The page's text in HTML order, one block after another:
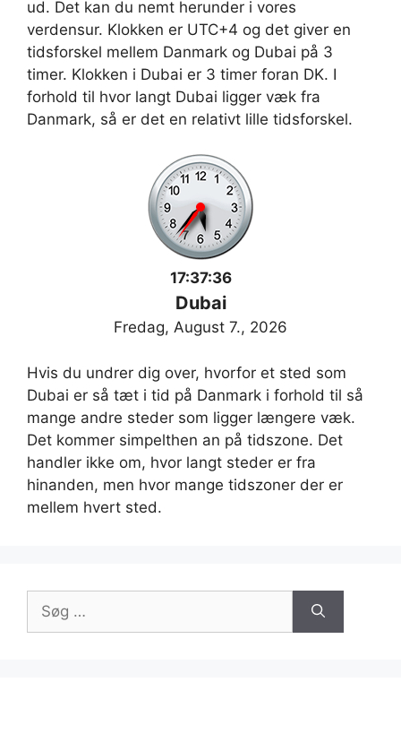
ud. Det kan du nemt herunder i vores
verdensur. Klokken er UTC+4 og det giver en
tidsforskel mellem Danmark og Dubai på 3
timer. Klokken i Dubai er 3 timer foran DK. I
forhold til hvor langt Dubai ligger væk fra
Danmark, så er det en relativt lille tidsforskel.
17:37:36
Dubai
Fredag, August 7., 2026
Hvis du undrer dig over, hvorfor et sted som
Dubai er så tæt i tid på Danmark i forhold til så
mange andre steder som ligger længere væk.
Det kommer simpelthen an på tidszone. Det
handler ikke om, hvor langt steder er fra
hinanden, men hvor mange tidszoner der er
mellem hvert sted.
efter: